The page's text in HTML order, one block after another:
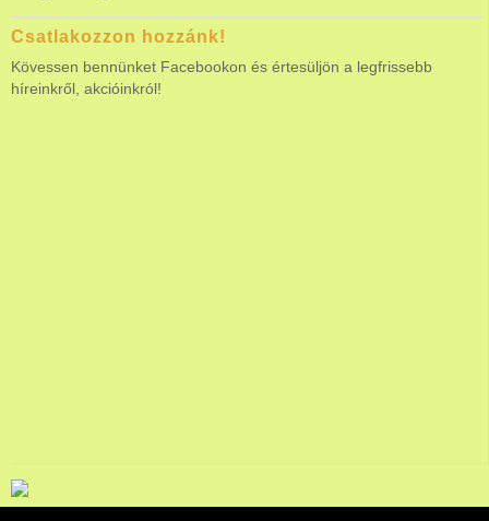
Csatlakozzon hozzánk!
Kövessen bennünket Facebookon és értesüljön a legfrissebb
híreinkről, akcióinkról!